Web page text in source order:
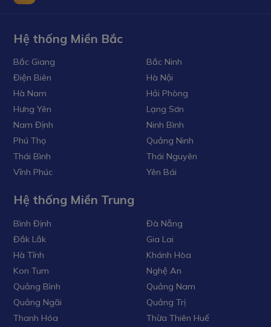
Hệ thống Miền Bắc
Bắc Giang
Điện Biên
Hà Nam
Hưng Yên
Nam Định
Phú Thọ
Thái Bình
Vĩnh Phúc
Bắc Ninh
Hà Nội
Hải Phòng
Lạng Sơn
Ninh Bình
Quảng Ninh
Thái Nguyên
Yên Bái
Hệ thống Miền Trung
Bình Định
Đắk Lắk
Hà Tĩnh
Kon Tum
Quảng Bình
Quảng Ngãi
Thanh Hóa
Đà Nẵng
Gia Lai
Khánh Hòa
Nghệ An
Quảng Nam
Quảng Trị
Thừa Thiên Huế